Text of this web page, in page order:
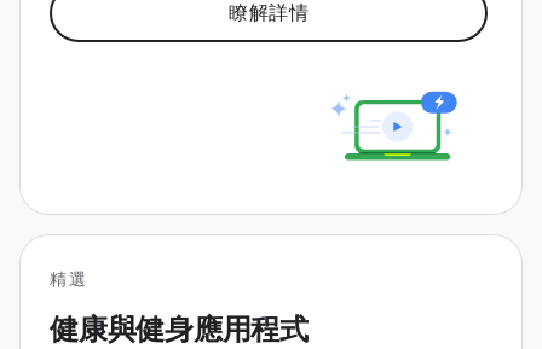
瞭解詳情
精選
健康與健身應用程式